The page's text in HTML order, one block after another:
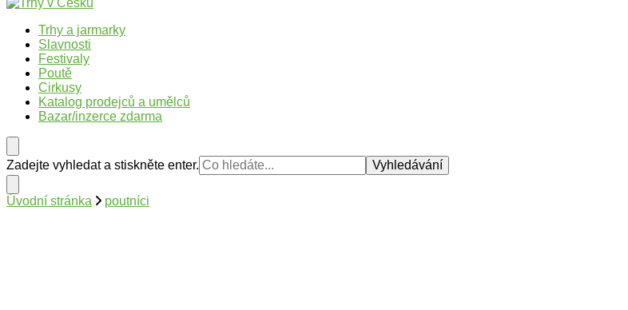
Trhy v Česku
Trhy, jarmarky, slavnosti a poutě v České republice
Trhy a jarmarky
Slavnosti
Festivaly
Poutě
Cirkusy
Katalog prodejců a umělců
Bazar/inzerce zdarma
Hledáte
něco
?
Zadejte vyhledat a stiskněte enter.
Úvodní stránka poutníci